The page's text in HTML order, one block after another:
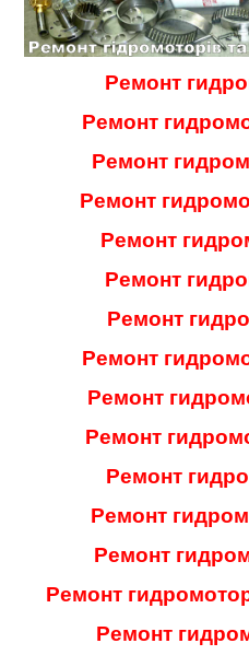
Ремонт
Ремонт
Ремонт
Ремонт
Ремонт
Ремонт
Ремонт
Ремонт
Ремонт
Ремонт
Ремонт
Ремонт
Ремонт
Ремонт
Ремонт